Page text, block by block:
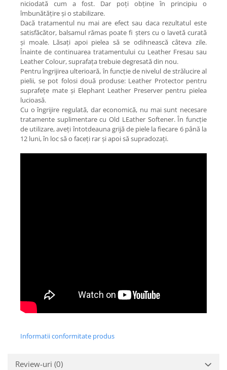
niciodată cum a fost. Dar poți obține în principiu o
îmbunătățire și o stabilizare.
Dacă tratamentul nu mai are efect sau daca rezultatul este
satisfăcător, balsamul rămas poate fi șters cu o lavetă curată
și moale. Lăsați apoi pielea să se odihnească câteva zile.
Înainte de continuarea tratamentului cu Leather Fresau sau
Leather Colour, suprafața trebuie degresată din nou.
Pentru îngrijirea ulterioară, în funcție de nivelul de strălucire al
pielii, se pot folosi două produse: Leather Protector pentru
suprafețe mate și Elephant Leather Preserver pentru pielea
lucioasă.
Cu o îngrijire regulată, dar economică, nu mai sunt necesare
tratamente suplimentare cu Old LEather Softener. În funcție
de utilizare, aveți întotdeauna grijă de piele la fiecare 6 până la
12 luni, în loc să o faceți rar și apoi să supradozați.
Informatii conformitate produs
Review-uri (0)